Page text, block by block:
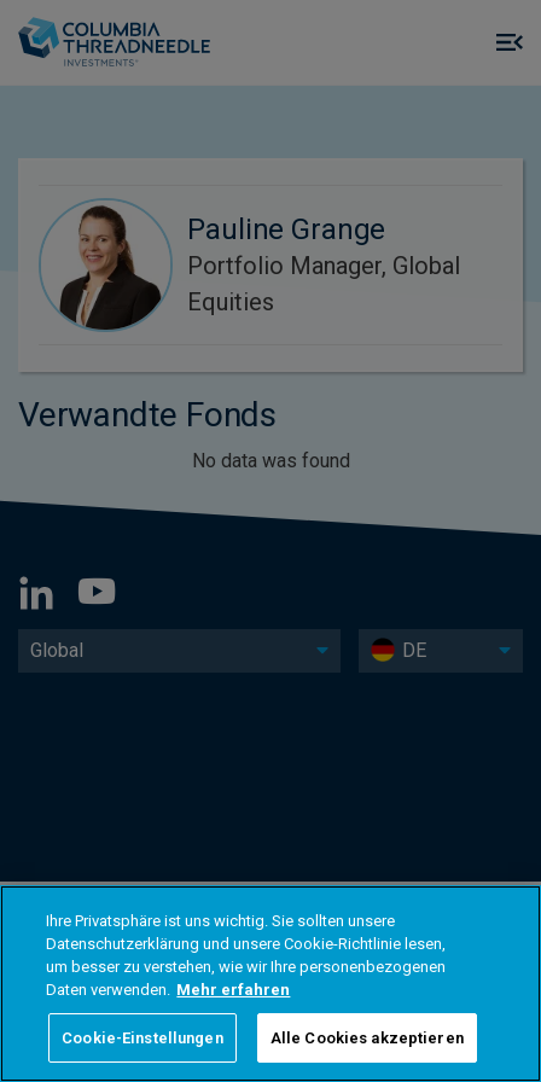
Pauline Grange
Portfolio Manager, Global
Equities
Verwandte Fonds
No data was found
Global DE
Ihre Privatsphäre ist uns wichtig. Sie sollten unsere
Datenschutzerklärung und unsere Cookie-Richtlinie lesen,
um besser zu verstehen, wie wir Ihre personenbezogenen
Daten verwenden. Mehr erfahren
Cookie-Einstellungen Alle Cookies akzeptieren